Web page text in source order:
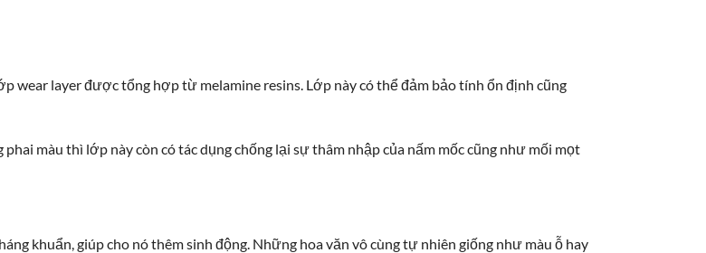
wear layer được tổng hợp từ melamine resins. Lớp này có thể đảm bảo tính ổn định cũng
màu thì lớp này còn có tác dụng chống lại sự thâm nhập của nấm mốc cũng như mối mọt
khuẩn, giúp cho nó thêm sinh động. Những hoa văn vô cùng tự nhiên giống như màu ỗ hay